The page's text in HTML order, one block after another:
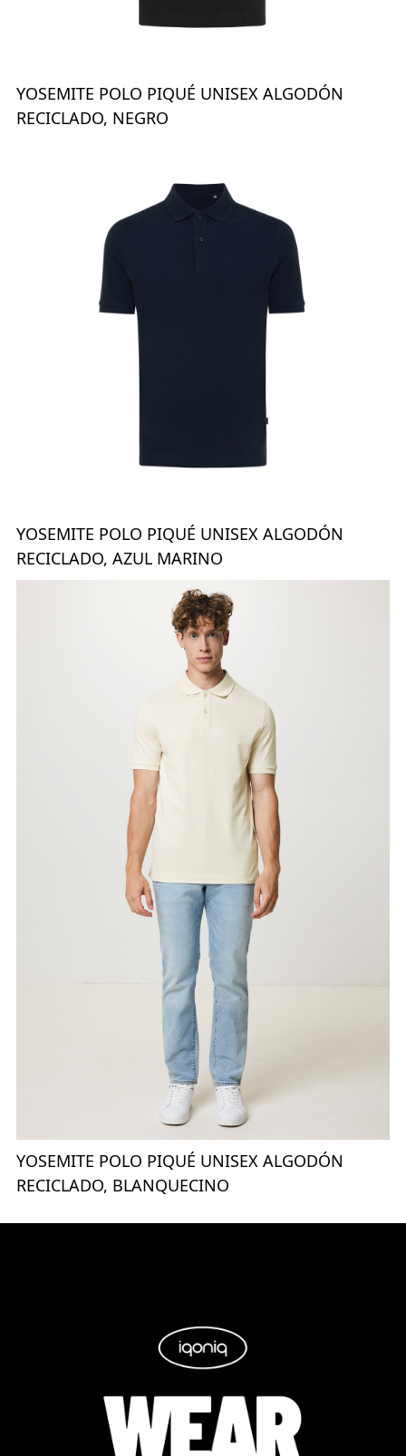
YOSEMITE POLO PIQUÉ UNISEX ALGODÓN
RECICLADO, NEGRO
YOSEMITE POLO PIQUÉ UNISEX ALGODÓN
RECICLADO, AZUL MARINO
YOSEMITE POLO PIQUÉ UNISEX ALGODÓN
RECICLADO, BLANQUECINO